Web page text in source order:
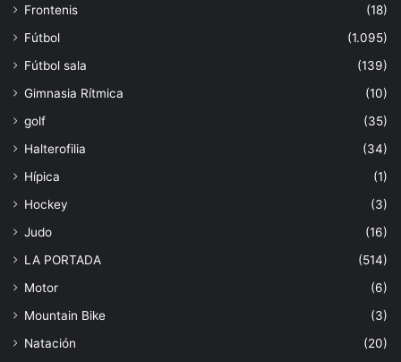
Frontenis
(18)
Fútbol
(1.095)
Fútbol sala
(139)
Gimnasia Rítmica
(10)
golf
(35)
Halterofilia
(34)
Hípica
(1)
Hockey
(3)
Judo
(16)
LA PORTADA
(514)
Motor
(6)
Mountain Bike
(3)
Natación
(20)